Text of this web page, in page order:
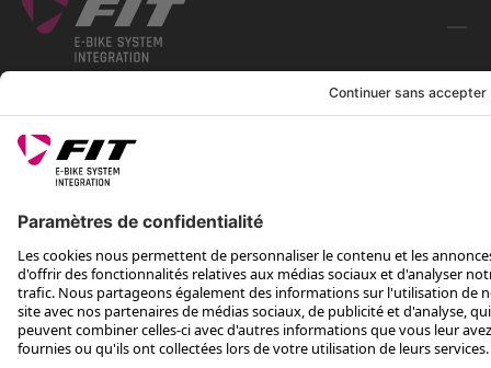
SUIS-NOUS SUR
*Prix conseillé avec TVA. Hors frais de transport
Rotax Bike Technology AG © 2025